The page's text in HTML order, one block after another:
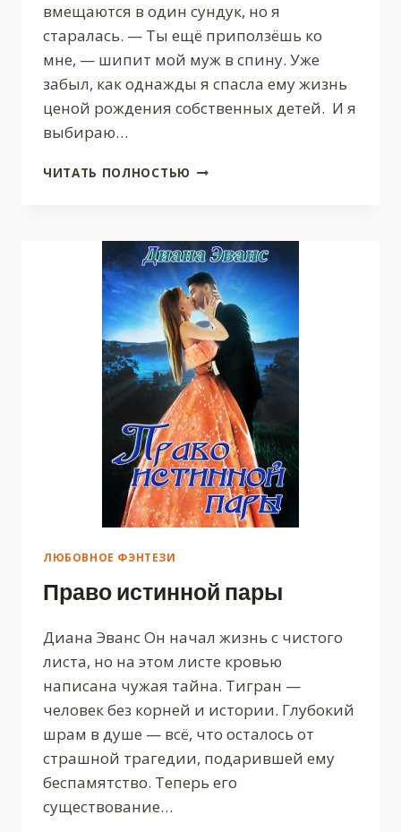
вмещаются в один сундук, но я
старалась. — Ты ещё приползёшь ко
мне, — шипит мой муж в спину. Уже
забыл, как однажды я спасла ему жизнь
ценой рождения собственных детей. И я
выбираю…
ЧИТАТЬ ПОЛНОСТЬЮ РАЗВОД
РАЗВЛЕЧЕНИЙ
ПОПАДАНКИ
ЛЮБОВНОЕ ФЭНТЕЗИ
Право истинной пары
Диана Эванс Он начал жизнь с чистого
листа, но на этом листе кровью
написана чужая тайна. Тигран —
человек без корней и истории. Глубокий
шрам в душе — всё, что осталось от
страшной трагедии, подарившей ему
беспамятство. Теперь его
существование…